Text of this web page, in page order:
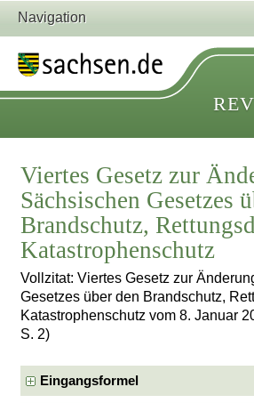
Navigation
Viertes Gesetz zur
Sächsischen Gesetzes
Brandschutz,
Katastrophenschutz
Vollzitat: Viertes Gesetz zur
Gesetzes über den Brandschutz,
Katastrophenschutz vom 8. Januar
S. 2)
Eingangsformel